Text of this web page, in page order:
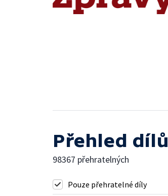
Přehled dílů
98367 přehratelných
Pouze přehratelné díly